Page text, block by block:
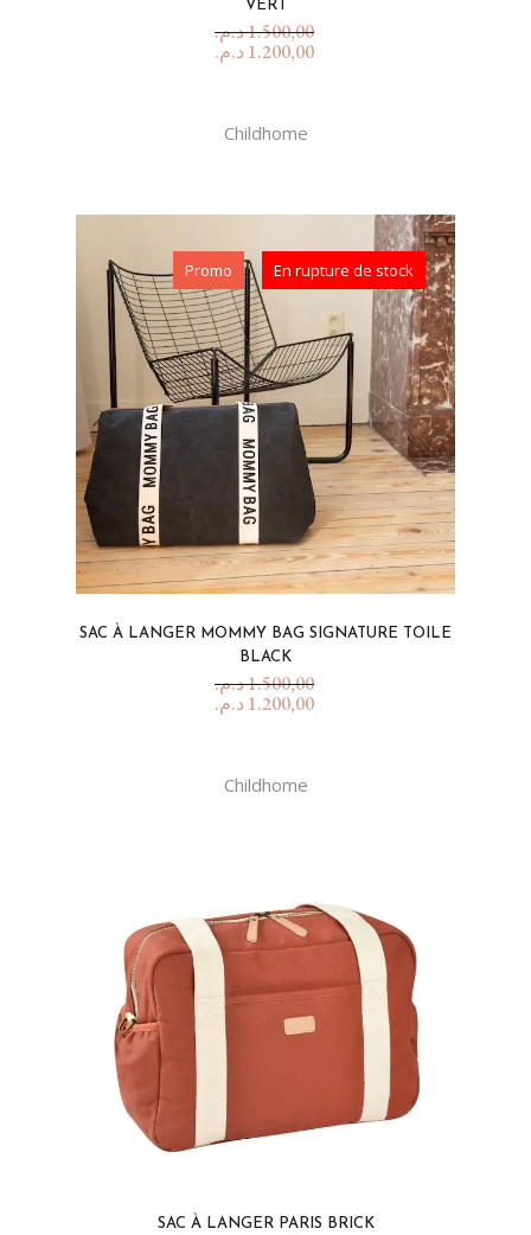
VERT
1.500,00د.م.
1.200,00 د.م.
Childhome
Promo En rupture de stock
SAC À LANGER MOMMY BAG SIGNATURE TOILE
BLACK
1.500,00د.م.
1.200,00 د.م.
Childhome
SAC À LANGER PARIS BRICK